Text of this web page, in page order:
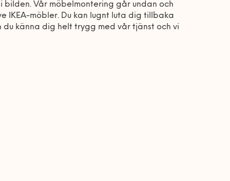
bilden. Vår möbelmontering går undan och
IKEA-möbler. Du kan lugnt luta dig tillbaka
känna dig helt trygg med vår tjänst och vi